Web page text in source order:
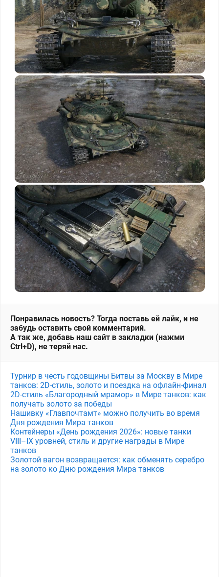
Понравилась новость? Тогда поставь ей лайк, и не
забудь оставить свой комментарий.
А так же, добавь наш сайт в закладки (нажми
Ctrl+D), не теряй нас.
Турнир в честь годовщины Битвы за Москву в Мире
танков: 2D-стиль, золото и поездка на офлайн-финал
2D-стиль «Благородный мрамор» в Мире танков: как
получать золото за победы
Нашивку «Главпочтамт» можно получить во время
Дня рождения Мира танков
Контейнеры «День рождения 2026»: новые танки
VIII–IX уровней, стиль и другие награды в Мире
танков
Золотой вагон возвращается: как обменять серебро
на золото ко Дню рождения Мира танков